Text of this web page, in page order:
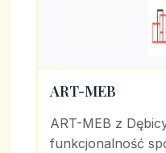
ART-MEB
ART-MEB z
funkcjonalność